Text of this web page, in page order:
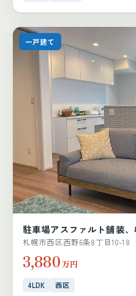
一戸建て
駐車場アスファルト舗装、
札幌市西区西野6条8丁目10-18
3,880万円
4LDK 西区